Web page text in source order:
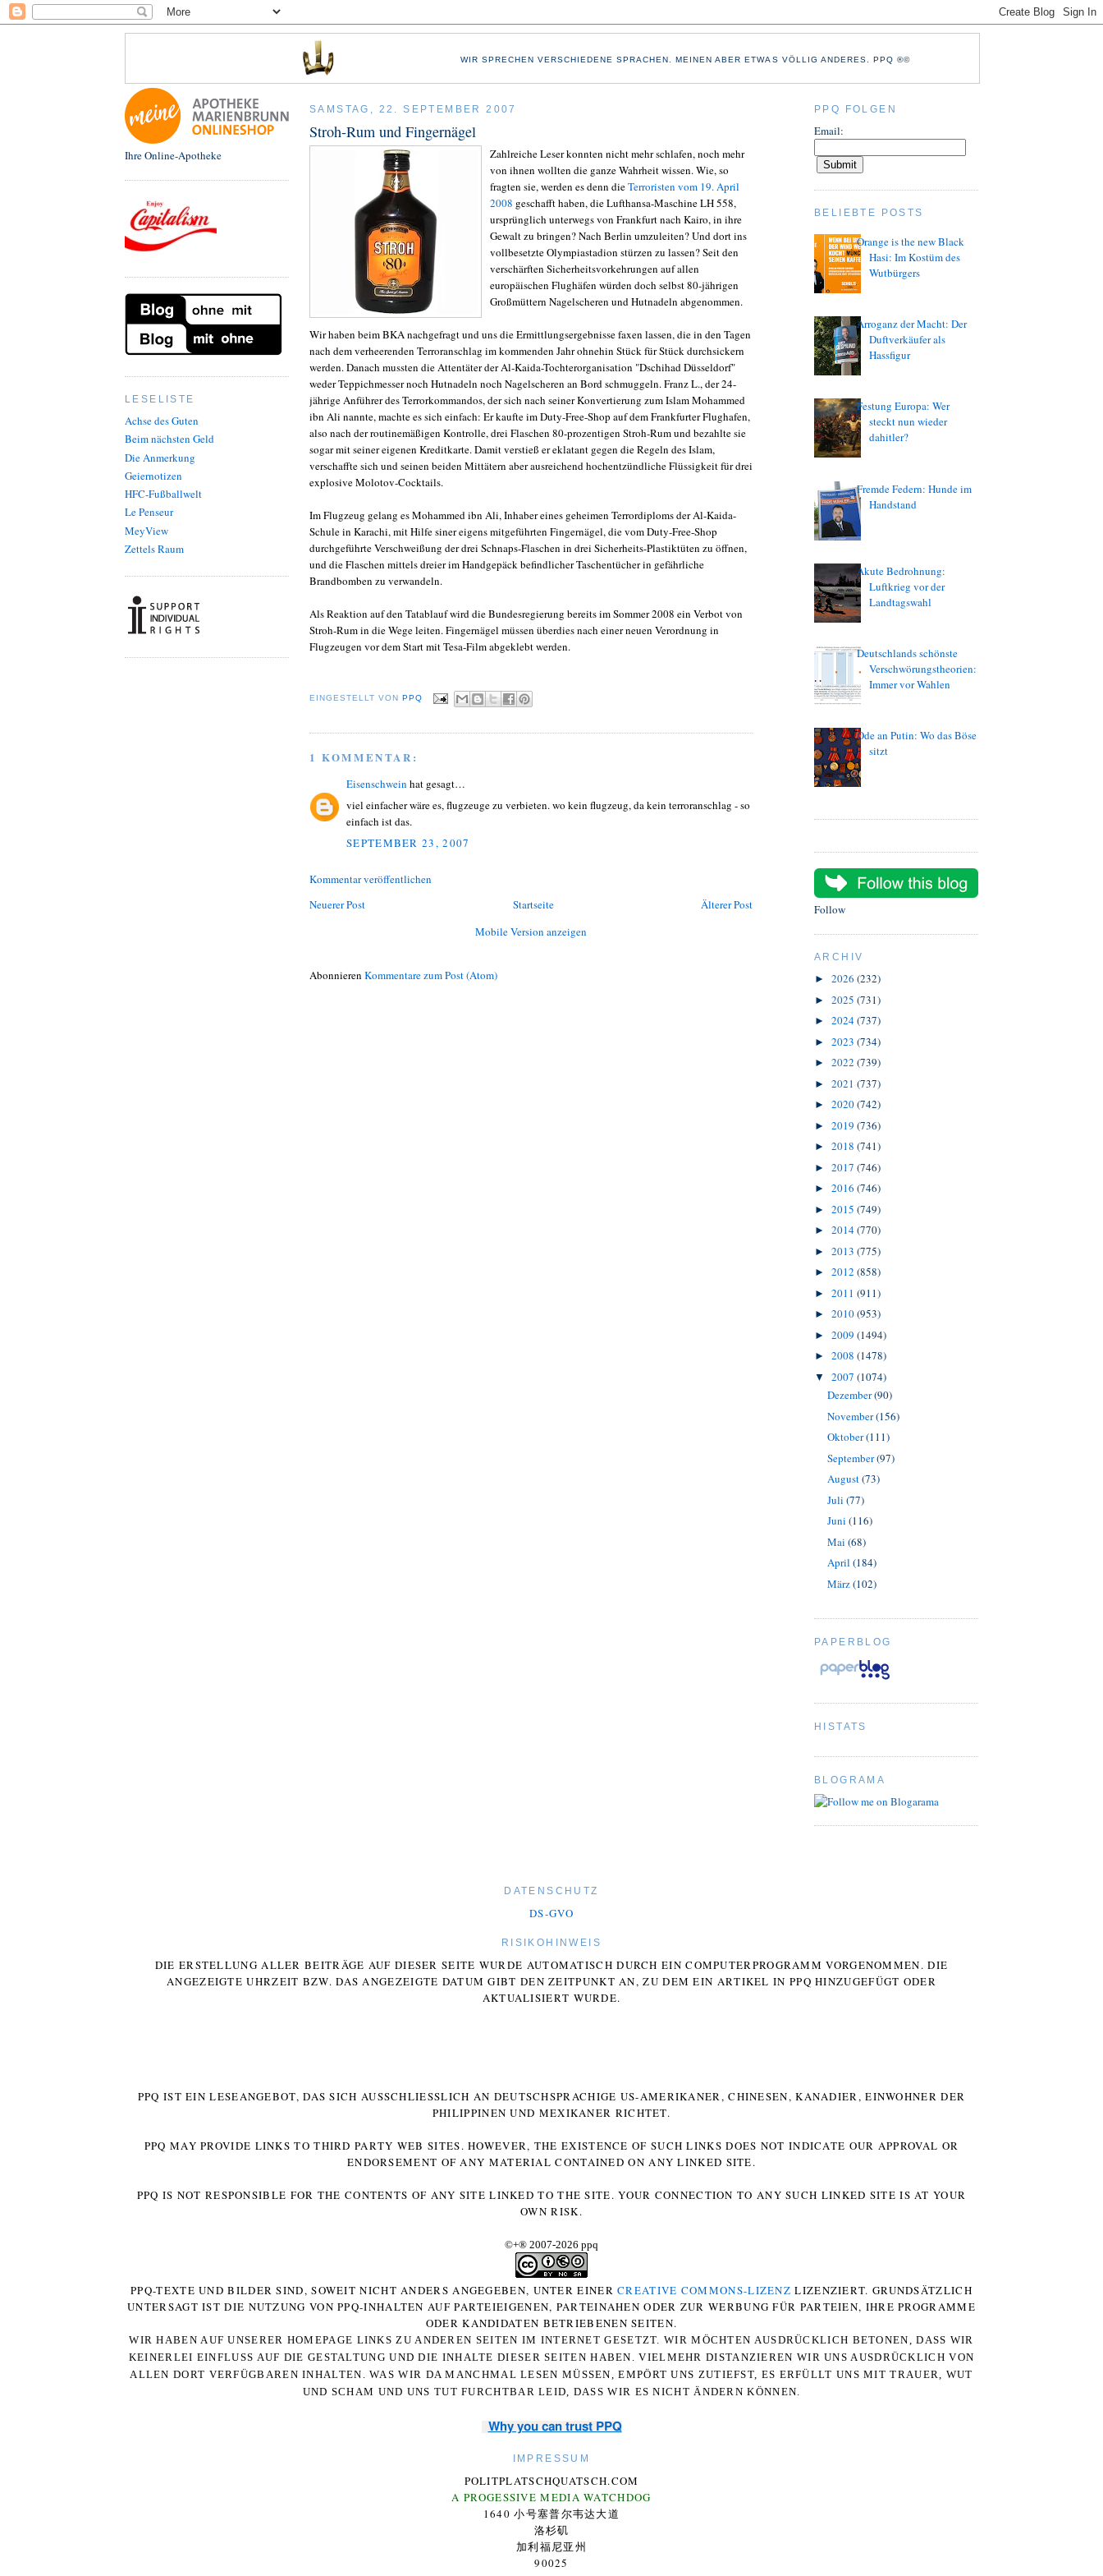
WIR SPRECHEN VERSCHIEDENE SPRACHEN. MEINEN ABER ETWAS VÖLLIG ANDERES. PPQ ®©
Ihre Online-Apotheke
LESELISTE
Achse des Guten
Beim nächsten Geld
Die Anmerkung
Geiernotizen
HFC-Fußballwelt
Le Penseur
MeyView
Zettels Raum
SAMSTAG, 22. SEPTEMBER 2007
Stroh-Rum und Fingernägel
Zahlreiche Leser konnten nicht mehr schlafen, noch mehr
von ihnen wollten die ganze Wahrheit wissen. Wie, so
fragten sie, werden es denn dieTerroristen vom 19. April
2008 geschafft haben, die Lufthansa-Maschine LH 558,
ursprünglich unterwegs von Frankfurt nach Kairo, in ihre
Gewalt zu bringen? Nach Berlin umzuleiten? Und dort ins
vollbesetzte Olympiastadion stürzen zu lassen? Seit den
verschärften Sicherheitsvorkehrungen auf allen
europäischen Flughäfen würden doch selbst 80-jährigen
Großmüttern Nagelscheren und Hutnadeln abgenommen.
Wir haben beim BKA nachgefragt und uns die Ermittlungsergebnisse faxen lassen, die in den Tagen
nach dem verheerenden Terroranschlag im kommenden Jahr ohnehin Stück für Stück durchsickern
werden. Danach mussten die Attentäter der Al-Kaida-Tochterorganisation "Dschihad Düsseldorf"
weder Teppichmesser noch Hutnadeln noch Nagelscheren an Bord schmuggeln. Franz L., der 24-
jährige Anführer des Terrorkommandos, der sich nach seiner Konvertierung zum Islam Mohammed
ibn Ali nannte, machte es sich einfach: Er kaufte im Duty-Free-Shop auf dem Frankfurter Flughafen,
also nach der routinemäßigen Kontrolle, drei Flaschen 80-prozentigen Stroh-Rum und bezahlte sie
sogar mit seiner eigenen Kreditkarte. Damit verstieß er eklatant gegen die Regeln des Islam,
verschaffte sich und seinen beiden Mittätern aber ausreichend hochentzündliche Flüssigkeit für drei
explosive Molotov-Cocktails.
Im Flugzeug gelang es Mohammed ibn Ali, Inhaber eines geheimen Terrordiploms der Al-Kaida-
Schule in Karachi, mit Hilfe siner eigens mitgeführten Fingernägel, die vom Duty-Free-Shop
durchgeführte Verschweißung der drei Schnaps-Flaschen in drei Sicherheits-Plastiktüten zu öffnen,
und die Flaschen mittels dreier im Handgepäck befindlicher Taschentücher in gefährliche
Brandbomben zu verwandeln.
Als Reaktion auf den Tatablauf wird die Bundesregierung bereits im Sommer 2008 ein Verbot von
Stroh-Rum in die Wege leiten. Fingernägel müssen überdies nach einer neuen Verordnung in
Flugzeugen vor dem Start mit Tesa-Film abgeklebt werden.
EINGESTELLT VON PPQ
1 KOMMENTAR:
Eisenschwein hat gesagt…
viel einfacher wäre es, flugzeuge zu verbieten. wo kein flugzeug, da kein terroranschlag - so
einfach ist das.
SEPTEMBER 23, 2007
Kommentar veröffentlichen
Neuerer Post
Älterer Post
Startseite
Mobile Version anzeigen
Abonnieren Kommentare zum Post (Atom)
PPQ FOLGEN
Email:
BELIEBTE POSTS
Orange is the new Black
Hasi: Im Kostüm des
Wutbürgers
Arroganz der Macht: Der
Duftverkäufer als
Hassfigur
Festung Europa: Wer
steckt nun wieder
dahitler?
Fremde Federn: Hunde im
Handstand
Akute Bedrohnung:
Luftkrieg vor der
Landtagswahl
Deutschlands schönste
Verschwörungstheorien:
Immer vor Wahlen
Ode an Putin: Wo das Böse
sitzt
Follow
ARCHIV
► 2026 (232)
► 2025 (731)
► 2024(737)
► 2023 (734)
► 2022 (739)
► 2021 (737)
► 2020(742)
► 2019 (736)
► 2018 (741)
► 2017 (746)
► 2016 (746)
► 2015 (749)
► 2014(770)
► 2013 (775)
► 2012 (858)
► 2011 (911)
► 2010(953)
► 2009 (1494)
► 2008 (1478)
▼ 2007 (1074)
Dezember(90)
November(156)
Oktober(111)
September(97)
August(73)
Juli (77)
Juni (116)
Mai (68)
April (184)
März(102)
PAPERBLOG
HISTATS
BLOGRAMA
DATENSCHUTZ
DS-GVO
RISIKOHINWEIS
DIE ERSTELLUNG ALLER BEITRÄGE AUF DIESER SEITE WURDE AUTOMATISCH DURCH EIN COMPUTERPROGRAMM VORGENOMMEN. DIE
ANGEZEIGTE UHRZEIT BZW. DAS ANGEZEIGTE DATUM GIBT DEN ZEITPUNKT AN, ZU DEM EIN ARTIKEL IN PPQ HINZUGEFÜGT ODER
AKTUALISIERT WURDE.
PPQ IST EIN LESEANGEBOT, DAS SICH AUSSCHLIESSLICH AN DEUTSCHSPRACHIGE US-AMERIKANER, CHINESEN, KANADIER, EINWOHNER DER P
HILIPPINEN UND MEXIKANER RICHTET.
PPQ MAY PROVIDE LINKS TO THIRD PARTY WEB SITES. HOWEVER, THE EXISTENCE OF SUCH LINKS DOES NOT INDICATE OUR APPROVAL OR
ENDORSEMENT OF ANY MATERIAL CONTAINED ON ANY LINKED SITE.
PPQ IS NOT RESPONSIBLE FOR THE CONTENTS OF ANY SITE LINKED TO THE SITE. YOUR CONNECTION TO ANY SUCH LINKED SITE IS AT YOUR
OWN RISK.
©+® 2007-2026 ppq
PPQ-TEXTE UND BILDER SIND, SOWEIT NICHT ANDERS ANGEGEBEN, UNTER EINERCREATIVE COMMONS-LIZENZ LIZENZIERT. GRUNDSÄTZLICH
UNTERSAGT IST DIE NUTZUNG VON PPQ-INHALTEN AUF PARTEIEIGENEN, PARTEINAHEN ODER ZUR WERBUNG FÜR PARTEIEN, IHRE PROGRAMME
ODER KANDIDATEN BETRIEBENEN SEITEN.
WIR HABEN AUF UNSERER HOMEPAGE LINKS ZU ANDEREN SEITEN IM INTERNET GESETZT. WIR MÖCHTEN AUSDRÜCKLICH BETONEN, DASS WIR
KEINERLEI EINFLUSS AUF DIE GESTALTUNG UND DIE INHALTE DIESER SEITEN HABEN. VIELMEHR DISTANZIEREN WIR UNS AUSDRÜCKLICH VON
ALLEN DORT VERFÜGBAREN INHALTEN. WAS WIR DA MANCHMAL LESEN MÜSSEN, EMPÖRT UNS ZUTIEFST, ES ERFÜLLT UNS MIT TRAUER, WUT
UND SCHAM UND UNS TUT FURCHTBAR LEID, DASS WIR ES NICHT ÄNDERN KÖNNEN.
Why you can trust PPQ
IMPRESSUM
POLITPLATSCHQUATSCH.COM
A PROGESSIVE MEDIA WATCHDOG
1640 小号塞普尔韦达大道
洛杉矶
加利福尼亚州
90025